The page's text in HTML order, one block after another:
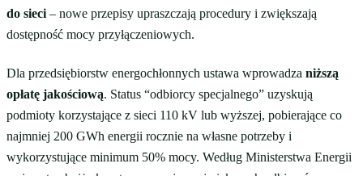
do sieci – nowe przepisy upraszczają procedury i zwiększają
dostępność mocy przyłączeniowych.
Dla przedsiębiorstw energochłonnych ustawa wprowadza niższą
opłatę jakościową. Status “odbiorcy specjalnego” uzyskują
podmioty korzystające z sieci 110 kV lub wyższej, pobierające co
najmniej 200 GWh energii rocznie na własne potrzeby i
wykorzystujące minimum 50% mocy. Według Ministerstwa Energii